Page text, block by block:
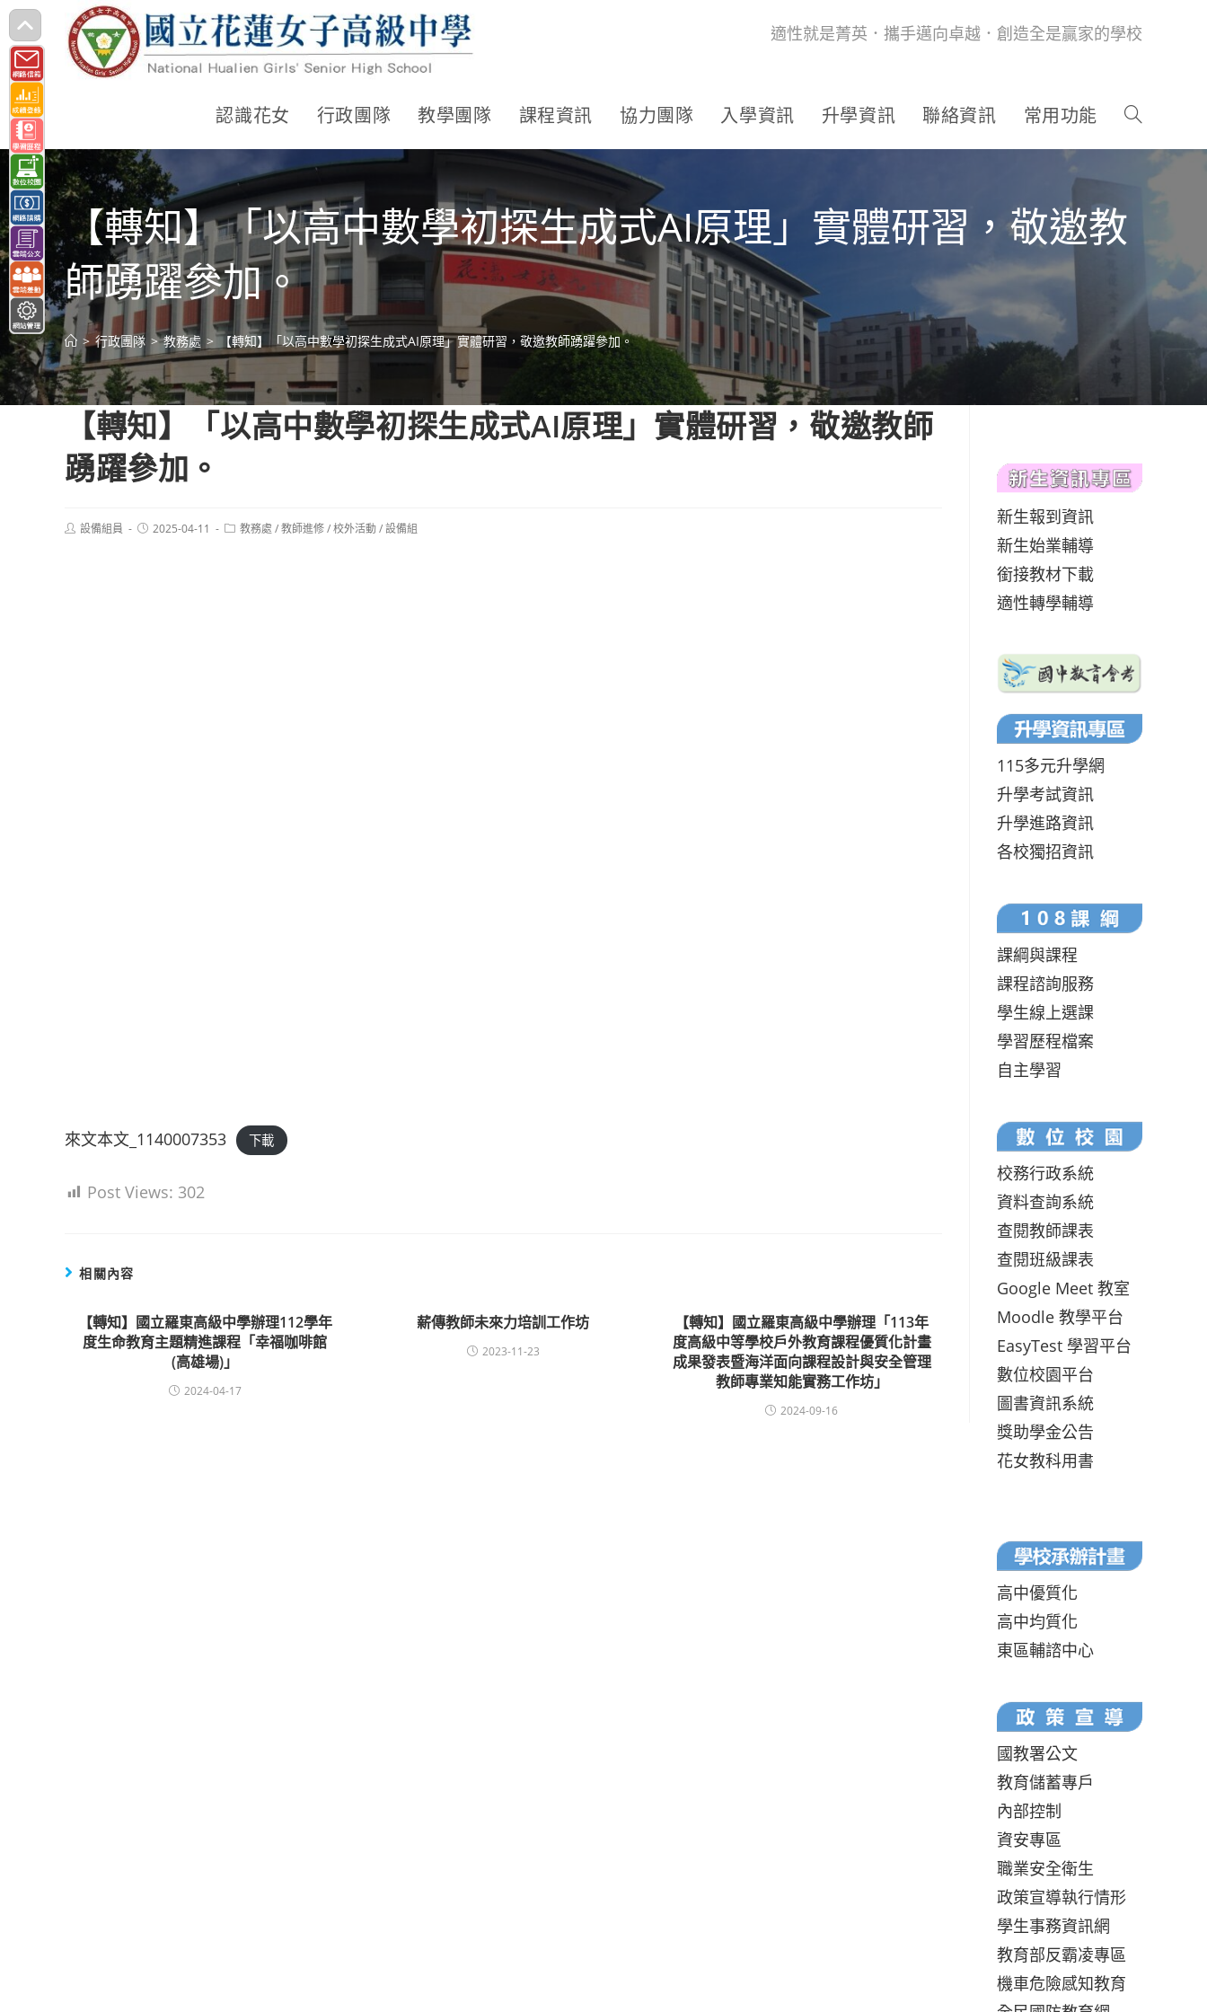
跳
轉
至
主
要
內
容
適性就是菁英．攜手邁向卓越．創造全是贏家的學校
認識花女 行政團隊 教學團隊 課程資訊 協力團隊 入學資訊 升學資訊 聯絡資訊 常用功能
【轉知】「以高中數學初探生成式AI原理」實體研習，敬邀教
師踴躍參加。
> 行政團隊 > 教務處 > 【轉知】「以高中數學初探生成式AI原理」實體研習，敬邀教師踴躍參加。
【轉知】「以高中數學初探生成式AI原理」實體研習，敬邀教師
踴躍參加。
Post設備組員
Post2025-04-11
Post教務處 /教師進修/校外活動/設備組
來文本文_1140007353 下載
Post Views: 302
相關內容
【轉知】國立羅東高級中學辦理112學年
度生命教育主題精進課程「幸福咖啡館
(高雄場)」
2024-04-17
薪傳教師未來力培訓工作坊
2023-11-23
【轉知】國立羅東高級中學辦理「113年
度高級中等學校戶外教育課程優質化計畫
成果發表暨海洋面向課程設計與安全管理
教師專業知能實務工作坊」
2024-09-16
新生報到資訊
新生始業輔導
銜接教材下載
適性轉學輔導
115多元升學網
升學考試資訊
升學進路資訊
各校獨招資訊
課綱與課程
課程諮詢服務
學生線上選課
學習歷程檔案
自主學習
校務行政系統
資料查詢系統
查閱教師課表
查閱班級課表
Google Meet 教室
Moodle 教學平台
EasyTest 學習平台
數位校園平台
圖書資訊系統
獎助學金公告
花女教科用書
高中優質化
高中均質化
東區輔諮中心
國教署公文
教育儲蓄專戶
內部控制
資安專區
職業安全衛生
政策宣導執行情形
學生事務資訊網
教育部反霸凌專區
機車危險感知教育